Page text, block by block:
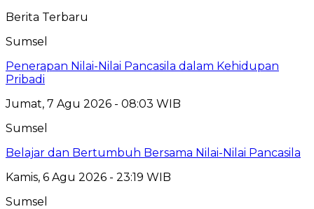
Berita Terbaru
Sumsel
Penerapan Nilai-Nilai Pancasila dalam Kehidupan
Pribadi
Jumat, 7 Agu 2026 - 08:03 WIB
Sumsel
Belajar dan Bertumbuh Bersama Nilai-Nilai Pancasila
Kamis, 6 Agu 2026 - 23:19 WIB
Sumsel